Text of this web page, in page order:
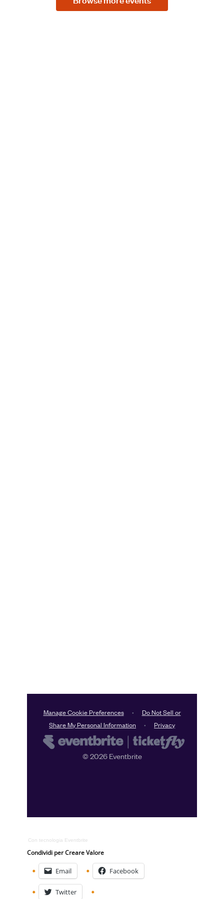
Con tecnologia Eventbrite
Condividi per Creare Valore
Email Facebook
Twitter